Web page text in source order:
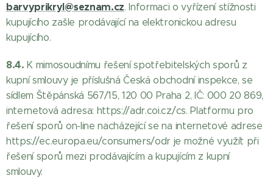
barvyprikryl@seznam.cz. Informaci o vyřízení stížnosti
kupujícího zašle prodávající na elektronickou adresu
kupujícího.
8.4. K mimosoudnímu řešení spotřebitelských sporů z
kupní smlouvy je příslušná Česká obchodní inspekce, se
sídlem Štěpánská 567/15, 120 00 Praha 2, IČ: 000 20 869,
internetová adresa: https://adr.coi.cz/cs. Platformu pro
řešení sporů on-line nacházející se na internetové adrese
https://ec.europa.eu/consumers/odr je možné využít při
řešení sporů mezi prodávajícím a kupujícím z kupní
smlouvy.